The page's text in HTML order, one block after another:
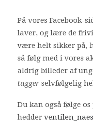
På vores Facebook-
laver, og lære de
være helt sikker på,
så følg med i vores
aldrig billeder af
tagger selvfølgelig
Du kan også følge
hedder